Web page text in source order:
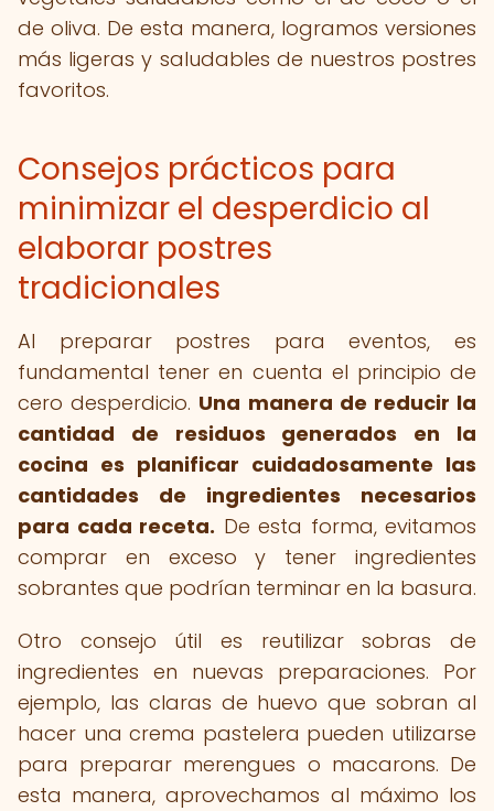
de oliva. De esta manera, logramos versiones
más ligeras y saludables de nuestros postres
favoritos.
Consejos prácticos para
minimizar el desperdicio al
elaborar postres
tradicionales
Al preparar postres para eventos, es
fundamental tener en cuenta el principio de
cero desperdicio. Una manera de reducir la
cantidad de residuos generados en la
cocina es planificar cuidadosamente las
cantidades de ingredientes necesarios
para cada receta. De esta forma, evitamos
comprar en exceso y tener ingredientes
sobrantes que podrían terminar en la basura.
Otro consejo útil es reutilizar sobras de
ingredientes en nuevas preparaciones. Por
ejemplo, las claras de huevo que sobran al
hacer una crema pastelera pueden utilizarse
para preparar merengues o macarons. De
esta manera, aprovechamos al máximo los